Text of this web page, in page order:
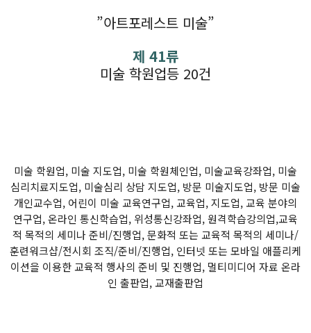
”아트포레스트 미술”
제 41류
미술 학원업등 20건
미술 학원업, 미술 지도업, 미술 학원체인업, 미술교육강좌업, 미술
심리치료지도업, 미술심리 상담 지도업, 방문 미술지도업, 방문 미술
개인교수업, 어린이 미술 교육연구업, 교육업, 지도업, 교육 분야의
연구업, 온라인 통신학습업, 위성통신강좌업, 원격학습강의업,교육
적 목적의 세미나 준비/진행업, 문화적 또는 교육적 목적의 세미나/
훈련워크샵/전시회 조직/준비/진행업, 인터넷 또는 모바일 애플리케
이션을 이용한 교육적 행사의 준비 및 진행업, 멀티미디어 자료 온라
인 출판업, 교재출판업